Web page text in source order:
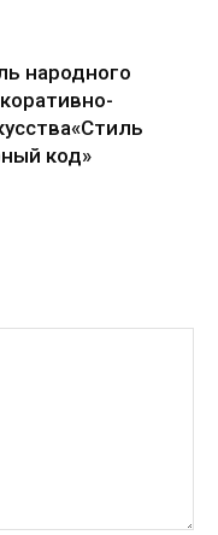
народного
код»